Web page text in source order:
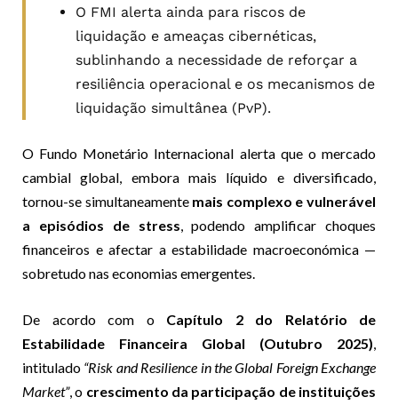
O FMI alerta ainda para riscos de
liquidação e ameaças cibernéticas,
sublinhando a necessidade de reforçar a
resiliência operacional e os mecanismos de
liquidação simultânea (PvP).
O Fundo Monetário Internacional alerta que o mercado
cambial global, embora mais líquido e diversificado,
tornou-se simultaneamente mais complexo e vulnerável
a episódios de stress, podendo amplificar choques
financeiros e afectar a estabilidade macroeconómica —
sobretudo nas economias emergentes.
De acordo com o Capítulo 2 do Relatório de
Estabilidade Financeira Global (Outubro 2025),
intitulado “Risk and Resilience in the Global Foreign Exchange
Market”, o crescimento da participação de instituições